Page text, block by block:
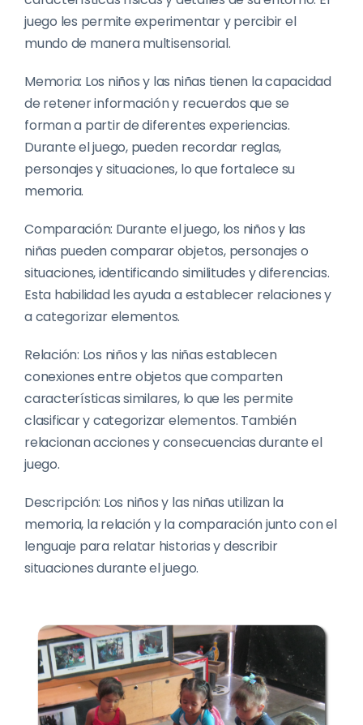
juego les permite experimentar y percibir el
mundo de manera multisensorial.
Memoria: Los niños y las niñas tienen la capacidad
de retener información y recuerdos que se
forman a partir de diferentes experiencias.
Durante el juego, pueden recordar reglas,
personajes y situaciones, lo que fortalece su
memoria.
Comparación: Durante el juego, los niños y las
niñas pueden comparar objetos, personajes o
situaciones, identificando similitudes y diferencias.
Esta habilidad les ayuda a establecer relaciones y
a categorizar elementos.
Relación: Los niños y las niñas establecen
conexiones entre objetos que comparten
características similares, lo que les permite
clasificar y categorizar elementos. También
relacionan acciones y consecuencias durante el
juego.
Descripción: Los niños y las niñas utilizan la
memoria, la relación y la comparación junto con el
lenguaje para relatar historias y describir
situaciones durante el juego.